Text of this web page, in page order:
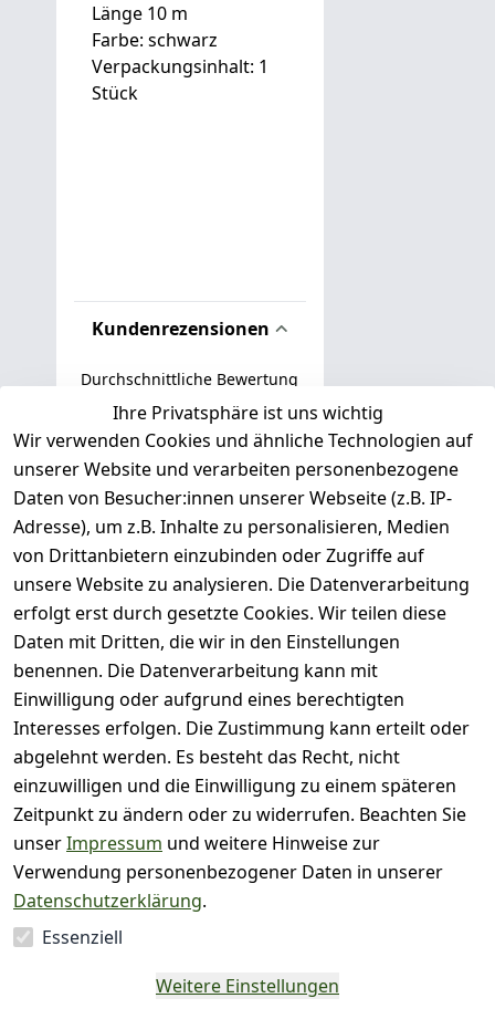
Länge 10 m
Farbe: schwarz
Verpackungsinhalt: 1
Stück
Kundenrezensionen
Durchschnittliche Bewertung
0
Basierend auf 0 Bewertung(en)
Bewertung abgeben
5
( 0
)
4
( 0
)
3
( 0
)
2
( 0
1
)
Es hat noch niemand
eine Bewertung für
diesen Artikel
abgegeben
Person - klicken Sie für
Ihre Privatsphäre ist uns wichtig
Wir verwenden Cookies und ähnliche Technologien auf
unserer Website und verarbeiten personenbezogene
Daten von Besucher:innen unserer Webseite (z.B. IP-
Adresse), um z.B. Inhalte zu personalisieren, Medien
von Drittanbietern einzubinden oder Zugriffe auf
unsere Website zu analysieren. Die Datenverarbeitung
erfolgt erst durch gesetzte Cookies. Wir teilen diese
Daten mit Dritten, die wir in den Einstellungen
benennen. Die Datenverarbeitung kann mit
Einwilligung oder aufgrund eines berechtigten
Interesses erfolgen. Die Zustimmung kann erteilt oder
abgelehnt werden. Es besteht das Recht, nicht
einzuwilligen und die Einwilligung zu einem späteren
Zeitpunkt zu ändern oder zu widerrufen. Beachten Sie
unserImpressum und weitere Hinweise zur
Verwendung personenbezogener Daten in unserer
Datenschutzerklärung.
Essenziell
Weitere Einstellungen